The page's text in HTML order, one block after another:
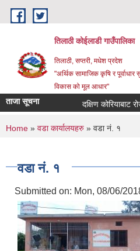
Skip to main content
तिलाठी कोईलाडी गाउँपालिका
तिलाठी, सप्तरी, मधेश प्रदेश
"अर्थिक सामाजिक कृषि र पूर्वाधार
विकास को मूल आधार"
ताजा सूचना दक्षिण कोरियाबाट
You are here
Home » वडा कार्यालयहरु » वडा नं. १
वडा नं. १
Submitted on: Mon, 08/06/